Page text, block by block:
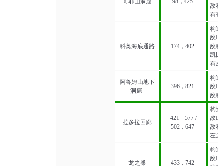
哥耶山洞窟 98，425
敌
有
科奥海底通路 174，402
构
敌
敌
凯
有
阿鲁姆山地下
洞窟
396，821
构
敌
敌
拉多拉回廊
421，577 /
502，647
构
敌
敌
左
龙之巢 433，742
构
敌